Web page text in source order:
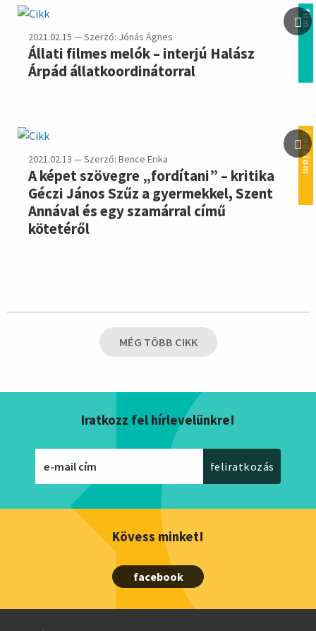
film
2021.02.15 — Szerző: Jónás Ágnes
Állati filmes melók – interjú Halász
Árpád állatkoordinátorral
irodalom
2021.02.13 — Szerző: Bence Erika
A képet szövegre „fordítani” – kritika
Géczi János Szűz a gyermekkel, Szent
Annával és egy szamárral című
kötetéről
MÉG TÖBB CIKK
Iratkozz fel hírlevelünkre!
Kövess minket!
facebook